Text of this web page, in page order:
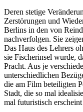
Deren stetige
Zerstörungen und
Berlins in den von
nachverfolgen. Sie
Das Haus des Lehrers
sie Fischerinsel wurde,
Pracht. Aus je
unterschiedlichen
die am Film beteiligten
Stadt, die so mal
mal futuristisch erscheint